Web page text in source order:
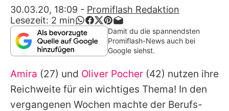
App runterladen
Team
Redaktionelle Richtlinien
Impressum
30.03.20, 18:09 - Promiflash Redaktion
Lesezeit: 2 min
Damit du die spannendsten
Promiflash-News auch bei
Google siehst.
Amira (27) und Oliver Pocher (42) nutzen ihre
Reichweite für ein wichtiges Thema! In den
vergangenen Wochen machte der Berufs-